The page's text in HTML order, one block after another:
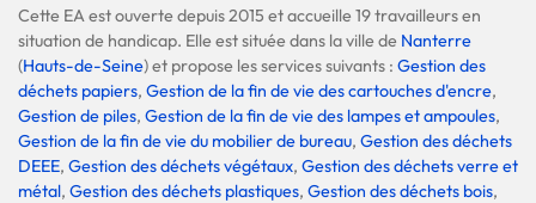
Cette EA est ouverte depuis 2015 et accueille 19 travailleurs en
situation de handicap. Elle est située dans la ville de Nanterre
(Hauts-de-Seine) et propose les services suivants : Gestion des
déchets papiers, Gestion de la fin de vie des cartouches d'encre,
Gestion de piles, Gestion de la fin de vie des lampes et ampoules,
Gestion de la fin de vie du mobilier de bureau, Gestion des déchets
DEEE, Gestion des déchets végétaux, Gestion des déchets verre et
métal, Gestion des déchets plastiques, Gestion des déchets bois,